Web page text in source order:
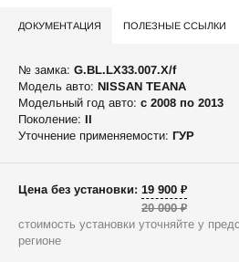
ДОКУМЕНТАЦИЯ ПОЛЕЗНЫЕ ССЫЛКИ
№ замка: G.BL.LX33.007.X/f
Модель авто: NISSAN TEANA
Модельный год авто: c 2008 по 2013
Поколение: II
Уточнение применяемости: ГУР
Цена без установки: 19 900 ₽
20 000 ₽
стоимость установки уточняйте у
регионе